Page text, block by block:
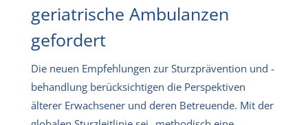
geriatrische Ambulanzen
gefordert
Die neuen Empfehlungen zur Sturzprävention und -
behandlung berücksichtigen die Perspektiven
älterer Erwachsener und deren Betreuende. Mit der